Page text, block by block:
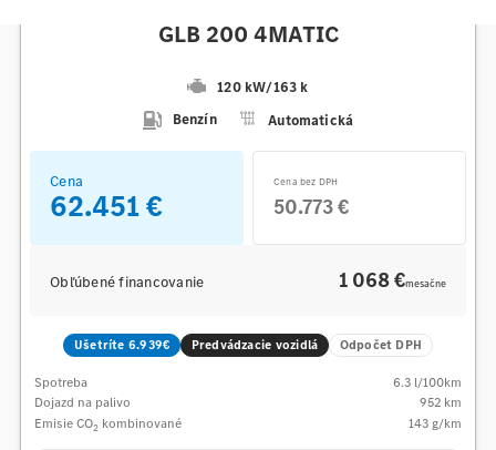
GLB 200 4MATIC
120 kW/163 k
Benzín
Automatická
Cena
62.451 €
Cena bez DPH
50.773 €
Obľúbené financovanie 1 068 €mesačne
Ušetríte 6.939€ Predvádzacie vozidlá Odpočet DPH
Spotreba 6.3 l/100km
Dojazd na palivo
952 km
Emisie CO2 kombinované 143 g/km